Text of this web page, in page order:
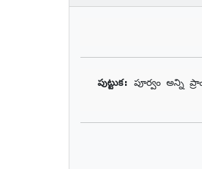
పుట్టుక: పూర్వం అన్ని